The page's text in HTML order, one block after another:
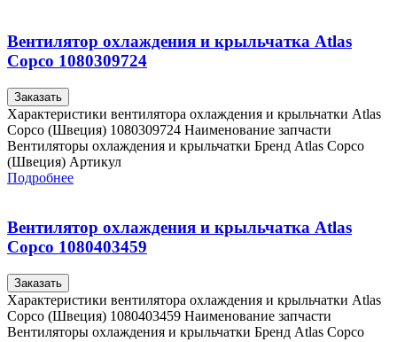
Вентилятор охлаждения и крыльчатка Atlas
Copco 1080309724
Заказать
Характеристики вентилятора охлаждения и крыльчатки Atlas
Copco (Швеция) 1080309724 Наименование запчасти
Вентиляторы охлаждения и крыльчатки Бренд Atlas Copco
(Швеция) Артикул
Подробнее
Вентилятор охлаждения и крыльчатка Atlas
Copco 1080403459
Заказать
Характеристики вентилятора охлаждения и крыльчатки Atlas
Copco (Швеция) 1080403459 Наименование запчасти
Вентиляторы охлаждения и крыльчатки Бренд Atlas Copco